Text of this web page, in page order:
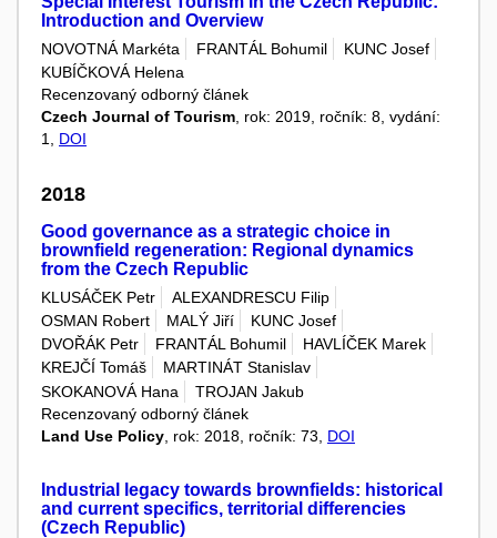
Introduction and Overview
NOVOTNÁ Markéta FRANTÁL Bohumil
KUNC Josef
KUBÍČKOVÁ Helena
Recenzovaný odborný článek
Czech Journal of Tourism , rok: 2019, ročník: 8, vydání:
1, DOI
2018
Good governance as a strategic choice in
brownfield regeneration: Regional dynamics
from the Czech Republic
KLUSÁČEK Petr
ALEXANDRESCU Filip
OSMAN Robert
MALÝ Jiří
KUNC Josef
DVOŘÁK Petr
FRANTÁL Bohumil
HAVLÍČEK Marek
KREJČÍ Tomáš
MARTINÁT Stanislav
SKOKANOVÁ Hana
TROJAN Jakub
Recenzovaný odborný článek
Land Use Policy , rok: 2018, ročník: 73, DOI
Industrial legacy towards brownfields: historical
and current specifics, territorial differencies
(Czech Republic)